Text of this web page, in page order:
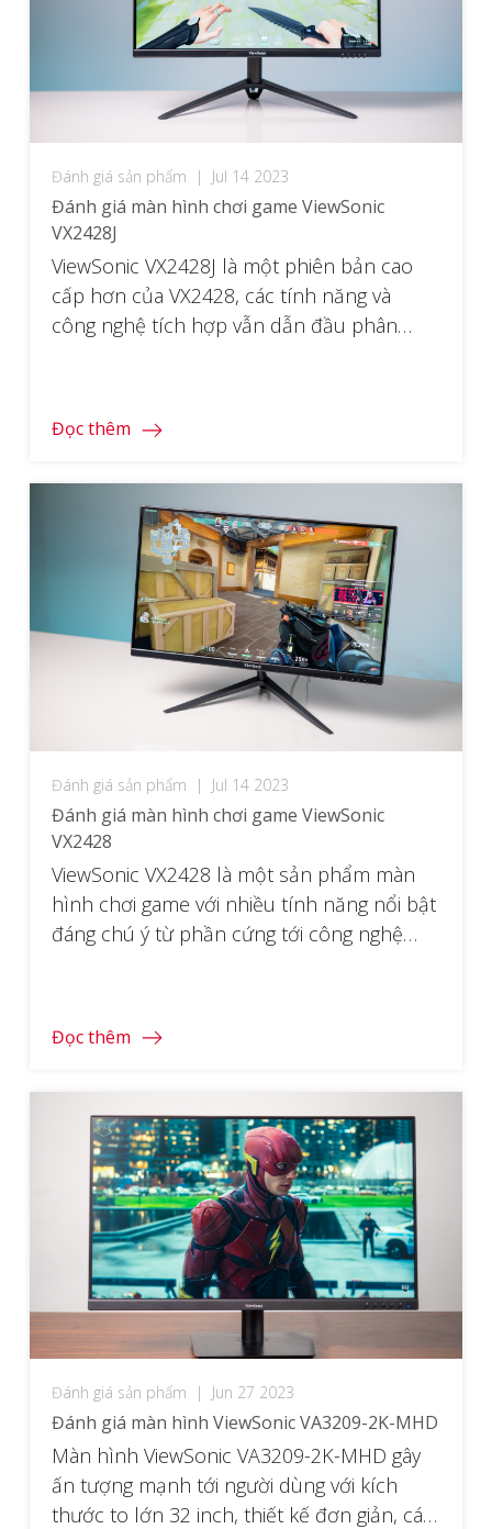
Đánh giá sản phẩm | Jul 14 2023
Đánh giá màn hình chơi game ViewSonic
VX2428J
ViewSonic VX2428J là một phiên bản cao
cấp hơn của VX2428, các tính năng và
công nghệ tích hợp vẫn dẫn đầu phân
nhưng sản phẩm đã […]
Đọc thêm
Đánh giá sản phẩm | Jul 14 2023
Đánh giá màn hình chơi game ViewSonic
VX2428
ViewSonic VX2428 là một sản phẩm màn
hình chơi game với nhiều tính năng nổi bật
đáng chú ý từ phần cứng tới công nghệ
tần số quét cao […]
Đọc thêm
Đánh giá sản phẩm | Jun 27 2023
Đánh giá màn hình ViewSonic VA3209-2K-MHD
Màn hình ViewSonic VA3209-2K-MHD gây
ấn tượng mạnh tới người dùng với kích
thước to lớn 32 inch, thiết kế đơn giản, các